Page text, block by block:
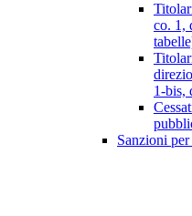
co. 1,
1-bis,
Sanzioni